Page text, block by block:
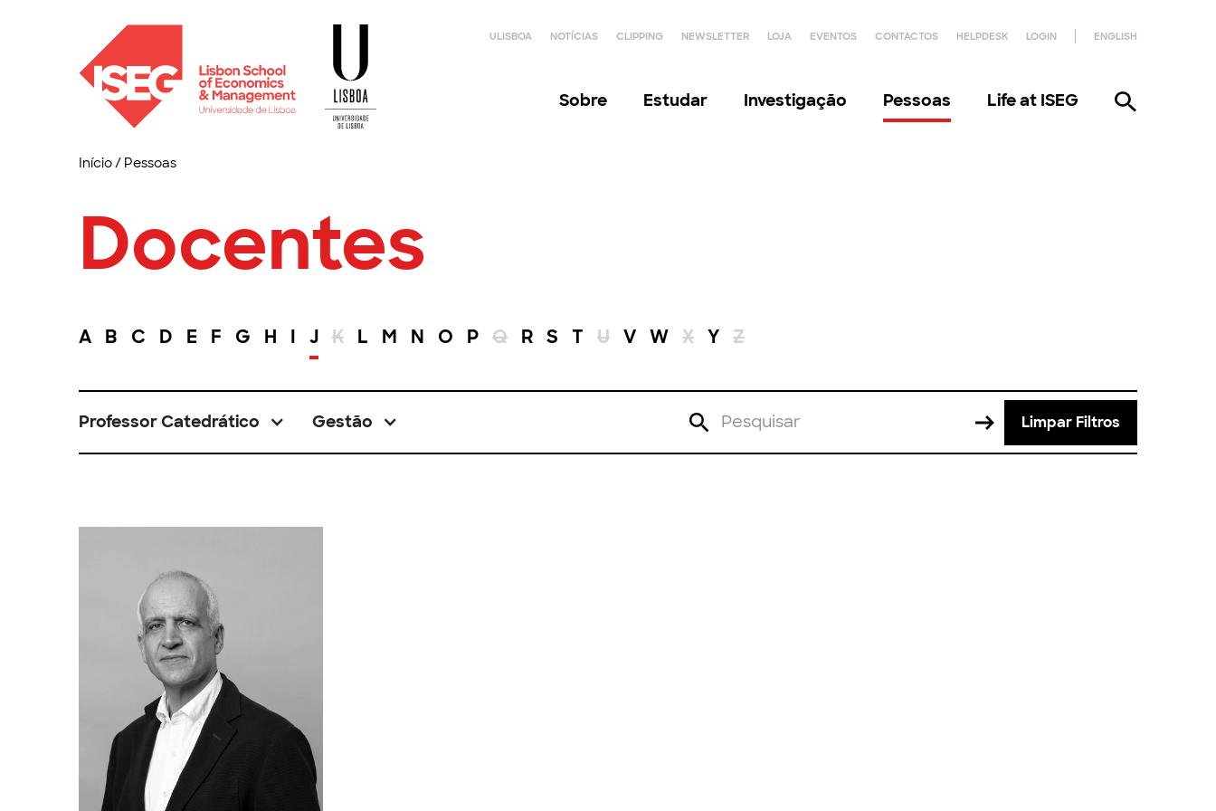
ULISBOA NOTÍCIAS CLIPPING NEWSLETTER LOJA EVENTOS CONTACTOS HELPDESK LOGIN ENGLISH
Sobre Estudar Investigação Pessoas Life at ISEG
Início/ Pessoas
Docentes
A B C D E F G H I J K L M N O P Q R S T U V W X Y Z
Professor Catedrático Gestão Limpar Filtros